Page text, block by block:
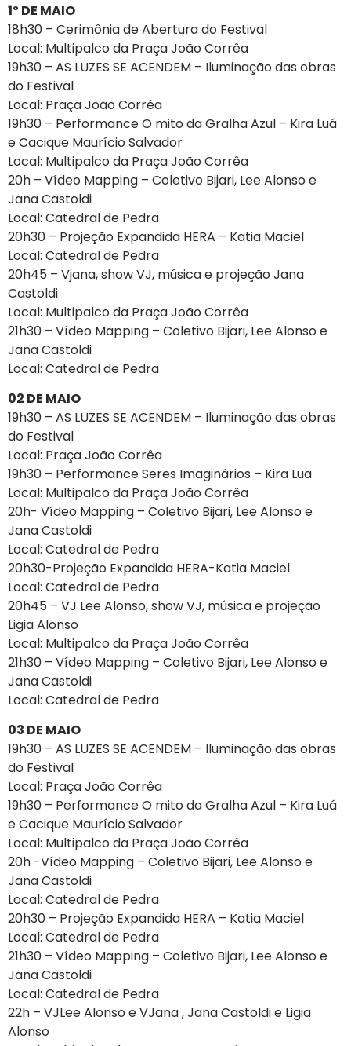
1º DE MAIO
18h30 – Cerimônia de Abertura do Festival
Local: Multipalco da Praça João Corrêa
19h30 – AS LUZES SE ACENDEM – Iluminação das obras
do Festival
Local: Praça João Corrêa
19h30 – Performance O mito da Gralha Azul – Kira Luá
e Cacique Maurício Salvador
Local: Multipalco da Praça João Corrêa
20h – Vídeo Mapping – Coletivo Bijari, Lee Alonso e
Jana Castoldi
Local: Catedral de Pedra
20h30 – Projeção Expandida HERA – Katia Maciel
Local: Catedral de Pedra
20h45 – Vjana, show VJ, música e projeção Jana
Castoldi
Local: Multipalco da Praça João Corrêa
21h30 – Vídeo Mapping – Coletivo Bijari, Lee Alonso e
Jana Castoldi
Local: Catedral de Pedra
02 DE MAIO
19h30 – AS LUZES SE ACENDEM – Iluminação das obras
do Festival
Local: Praça João Corrêa
19h30 – Performance Seres Imaginários – Kira Lua
Local: Multipalco da Praça João Corrêa
20h- Vídeo Mapping – Coletivo Bijari, Lee Alonso e
Jana Castoldi
Local: Catedral de Pedra
20h30-Projeção Expandida HERA-Katia Maciel
Local: Catedral de Pedra
20h45 – VJ Lee Alonso, show VJ, música e projeção
Ligia Alonso
Local: Multipalco da Praça João Corrêa
21h30 – Vídeo Mapping – Coletivo Bijari, Lee Alonso e
Jana Castoldi
Local: Catedral de Pedra
03 DE MAIO
19h30 – AS LUZES SE ACENDEM – Iluminação das obras
do Festival
Local: Praça João Corrêa
19h30 – Performance O mito da Gralha Azul – Kira Luá
e Cacique Maurício Salvador
Local: Multipalco da Praça João Corrêa
20h -Vídeo Mapping – Coletivo Bijari, Lee Alonso e
Jana Castoldi
Local: Catedral de Pedra
20h30 – Projeção Expandida HERA – Katia Maciel
Local: Catedral de Pedra
21h30 – Vídeo Mapping – Coletivo Bijari, Lee Alonso e
Jana Castoldi
Local: Catedral de Pedra
22h – VJLee Alonso e VJana , Jana Castoldi e Ligia
Alonso